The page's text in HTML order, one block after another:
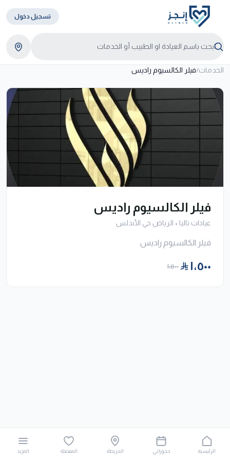
تسجيل دخول
الخدمات/فيلر الكالسيوم راديس
فيلر الكالسيوم راديس
عيادات تاليا • الرياض حي الأندلس
فيلر الكالسيوم راديس
١٬٥٠٠ ١٬٥٠٠
الرئيسية حجوزاتي الخريطة المفضلة المزيد